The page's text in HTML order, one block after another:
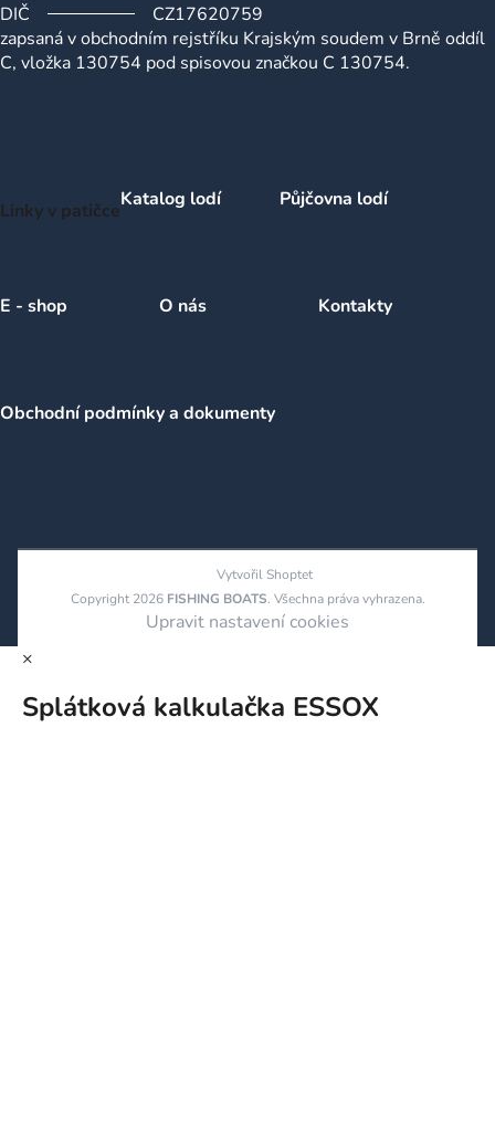
DIČ
CZ17620759
zapsaná v obchodním rejstříku Krajským soudem v Brně oddíl
C, vložka 130754 pod spisovou značkou C 130754.
Linky v patičceKatalog lodí Půjčovna lodí
E - shop O nás Kontakty
Obchodní podmínky a dokumenty
Vytvořil Shoptet
Copyright 2026 FISHING BOATS. Všechna práva vyhrazena.
Upravit nastavení cookies
×
Splátková kalkulačka ESSOX